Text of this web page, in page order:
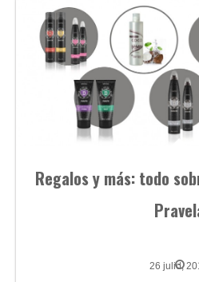
Regalos y más: todo
26 julio,